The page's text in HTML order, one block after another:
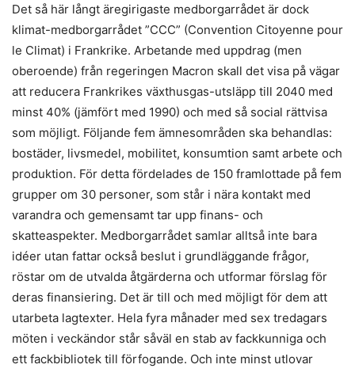
Det så här långt äregirigaste medborgarrådet är dock
klimat-medborgarrådet ”CCC” (Convention Citoyenne pour
le Climat) i Frankrike. Arbetande med uppdrag (men
oberoende) från regeringen Macron skall det visa på vägar
att reducera Frankrikes växthusgas-utsläpp till 2040 med
minst 40% (jämfört med 1990) och med så social rättvisa
som möjligt. Följande fem ämnesområden ska behandlas:
bostäder, livsmedel, mobilitet, konsumtion samt arbete och
produktion. För detta fördelades de 150 framlottade på fem
grupper om 30 personer, som står i nära kontakt med
varandra och gemensamt tar upp finans- och
skatteaspekter. Medborgarrådet samlar alltså inte bara
idéer utan fattar också beslut i grundläggande frågor,
röstar om de utvalda åtgärderna och utformar förslag för
deras finansiering. Det är till och med möjligt för dem att
utarbeta lagtexter. Hela fyra månader med sex tredagars
möten i veckändor står såväl en stab av fackkunniga och
ett fackbibliotek till förfogande. Och inte minst utlovar